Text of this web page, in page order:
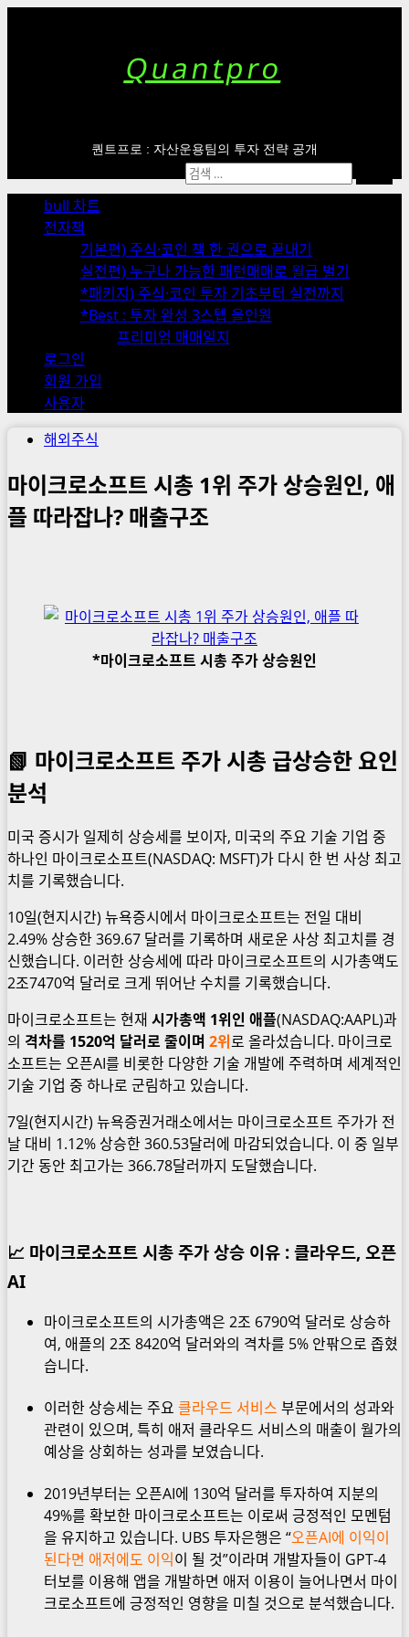
Quantpro
퀀트프로 : 자산운용팀의 투자 전략 공개
Menu
bull 차트
전자책
기본편) 주식·코인 책 한 권으로 끝내기
실전편) 누구나 가능한 패턴매매로 월급 벌기
*패키지) 주식·코인 투자 기초부터 실전까지
*Best : 투자 완성 3스텝 올인원
프리미엄 매매일지
로그인
회원 가입
사용자
검
색:
해외주식
마이크로소프트 시총 1위 주가 상승원인, 애
플 따라잡나? 매출구조
*마이크로소프트 시총 주가 상승원인
📗 마이크로소프트 주가 시총 급상승한 요인
분석
미국 증시가 일제히 상승세를 보이자, 미국의 주요 기술 기업 중
하나인 마이크로소프트(NASDAQ: MSFT)가 다시 한 번 사상 최고
치를 기록했습니다.
10일(현지시간) 뉴욕증시에서 마이크로소프트는 전일 대비
2.49% 상승한 369.67 달러를 기록하며 새로운 사상 최고치를 경
신했습니다. 이러한 상승세에 따라 마이크로소프트의 시가총액도
2조7470억 달러로 크게 뛰어난 수치를 기록했습니다.
마이크로소프트는 현재 시가총액 1위인 애플(NASDAQ:AAPL)과
의 격차를 1520억 달러로 줄이며 2위로 올라섰습니다. 마이크로
소프트는 오픈AI를 비롯한 다양한 기술 개발에 주력하며 세계적인
기술 기업 중 하나로 군림하고 있습니다.
7일(현지시간) 뉴욕증권거래소에서는 마이크로소프트 주가가 전
날 대비 1.12% 상승한 360.53달러에 마감되었습니다. 이 중 일부
기간 동안 최고가는 366.78달러까지 도달했습니다.
📈 마이크로소프트 시총 주가 상승 이유 : 클라우드, 오픈
AI
마이크로소프트의 시가총액은 2조 6790억 달러로 상승하
여, 애플의 2조 8420억 달러와의 격차를 5% 안팎으로 좁혔
습니다.
이러한 상승세는 주요 클라우드 서비스 부문에서의 성과와
관련이 있으며, 특히 애저 클라우드 서비스의 매출이 월가의
예상을 상회하는 성과를 보였습니다.
2019년부터는 오픈AI에 130억 달러를 투자하여 지분의
49%를 확보한 마이크로소프트는 이로써 긍정적인 모멘텀
을 유지하고 있습니다. UBS 투자은행은 “오픈AI에 이익이
된다면 애저에도 이익이 될 것”이라며 개발자들이 GPT-4
터보를 이용해 앱을 개발하면 애저 이용이 늘어나면서 마이
크로소프트에 긍정적인 영향을 미칠 것으로 분석했습니다.